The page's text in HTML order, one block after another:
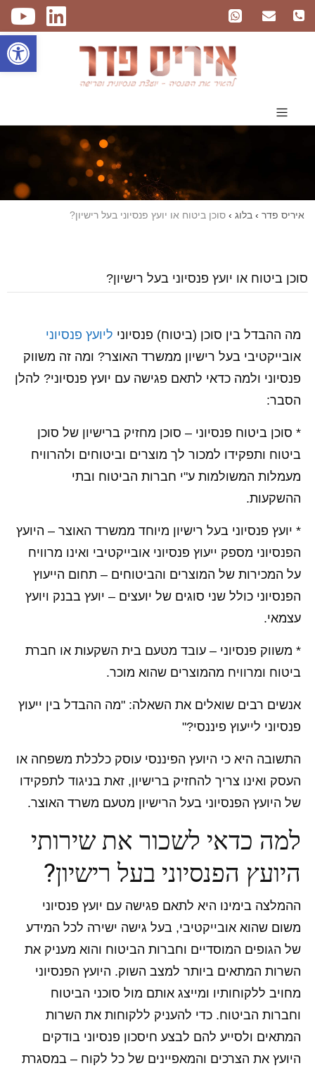
איריס פדר › בלוג › סוכן ביטוח או יועץ פנסיוני בעל רישיון?
סוכן ביטוח או יועץ פנסיוני בעל רישיון?
מה ההבדל בין סוכן (ביטוח) פנסיוני ליועץ פנסיוני
אובייקטיבי בעל רישיון ממשרד האוצר? ומה זה משווק
פנסיוני ולמה כדאי לתאם פגישה עם יועץ פנסיוני? להלן
הסבר:
* סוכן ביטוח פנסיוני – סוכן מחזיק ברישיון של סוכן
ביטוח ותפקידו למכור לך מוצרים וביטוחים ולהרוויח
מעמלות המשולמות ע"י חברות הביטוח ובתי
ההשקעות.
* יועץ פנסיוני בעל רישיון מיוחד ממשרד האוצר – היועץ
הפנסיוני מספק ייעוץ פנסיוני אובייקטיבי ואינו מרוויח
על המכירות של המוצרים והביטוחים – תחום הייעוץ
הפנסיוני כולל שני סוגים של יועצים – יועץ בבנק ויועץ
עצמאי.
* משווק פנסיוני – עובד מטעם בית השקעות או חברת
ביטוח ומרוויח מהמוצרים שהוא מוכר.
אנשים רבים שואלים את השאלה: "מה ההבדל בין ייעוץ
פנסיוני לייעוץ פיננסי?"
התשובה היא כי היועץ הפיננסי עוסק כלכלת משפחה או
העסק ואינו צריך להחזיק ברישיון, זאת בניגוד לתפקידו
של היועץ הפנסיוני בעל הרישיון מטעם משרד האוצר.
למה כדאי לשכור את שירותי
היועץ הפנסיוני בעל רישיון?
ההמלצה בימינו היא לתאם פגישה עם יועץ פנסיוני
משום שהוא אובייקטיבי, בעל גישה ישירה לכל המידע
של הגופים המוסדיים וחברות הביטוח והוא מעניק את
השרות המתאים ביותר למצב השוק. היועץ הפנסיוני
מחויב ללקוחותיו ומייצג אותם מול סוכני הביטוח
וחברות הביטוח. כדי להעניק ללקוחות את השרות
המתאים ולסייע להם לבצע חיסכון פנסיוני בודקים
היועץ את הצרכים והמאפיינים של כל לקוח – במסגרת